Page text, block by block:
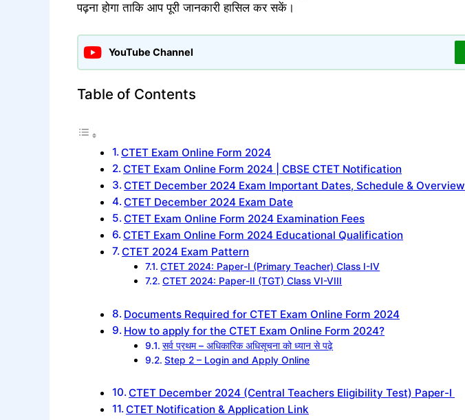
पढ़ना होगा ताकि आप पूरी जानकारी हासिल कर सकें।
YouTube Channel
Table of Contents
CTET Exam Online Form 2024
CTET Exam Online Form 2024 | CBSE CTET Notification
CTET December 2024 Exam Important Dates, Schedule & Overview
CTET December 2024 Exam Date
CTET Exam Online Form 2024 Examination Fees
CTET Exam Online Form 2024 Educational Qualification
CTET 2024 Exam Pattern
CTET 2024: Paper-I (Primary Teacher) Class I-IV
CTET 2024: Paper-II (TGT) Class VI-VIII
Documents Required for CTET Exam Online Form 2024
How to apply for the CTET Exam Online Form 2024?
सर्व प्रथम – अधिकारिक अधिसूचना को ध्यान से पढ़े
Step 2 – Login and Apply Online
CTET December 2024 (Central Teachers Eligibility Test) Paper-I
CTET Notification & Application Link